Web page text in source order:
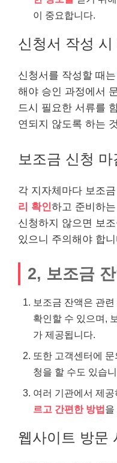
이 중요합니다.
신청서 작성
신청서를 작성할 때는
해야 승인 과정에서
드시 필요한 서류를
연되지 않도록 하는
보조금 신청 마
각 지자체마다 보조
리 확인하고 준비하
신청하지 않으면 보
있으니 주의해야 합
2, 보조금
보조금 잔액은 관
확인할 수 있으며,
가 제공됩니다.
또한 고객센터에
청을 할 수도 있습
여러 기관에서 제공
르고 간편한 방법을
웹사이트 방문